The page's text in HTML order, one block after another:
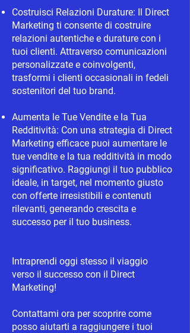
Costruisci Relazioni Durature: Il Direct
Marketing ti consente di costruire
relazioni autentiche e durature con i
tuoi clienti. Attraverso comunicazioni
personalizzate e coinvolgenti,
trasformi i clienti occasionali in fedeli
sostenitori del tuo brand.
Aumenta le Tue Vendite e la Tua
Redditività: Con una strategia di Direct
Marketing efficace puoi aumentare le
tue vendite e la tua redditività in modo
significativo. Raggiungi il tuo pubblico
ideale, in target, nel momento giusto
con offerte irresistibili e contenuti
rilevanti, generando crescita e
successo per il tuo business.
Intraprendi oggi stesso il viaggio
verso il successo con il Direct
Marketing!
Contattami ora per scoprire come
posso aiutarti a raggiungere i tuoi